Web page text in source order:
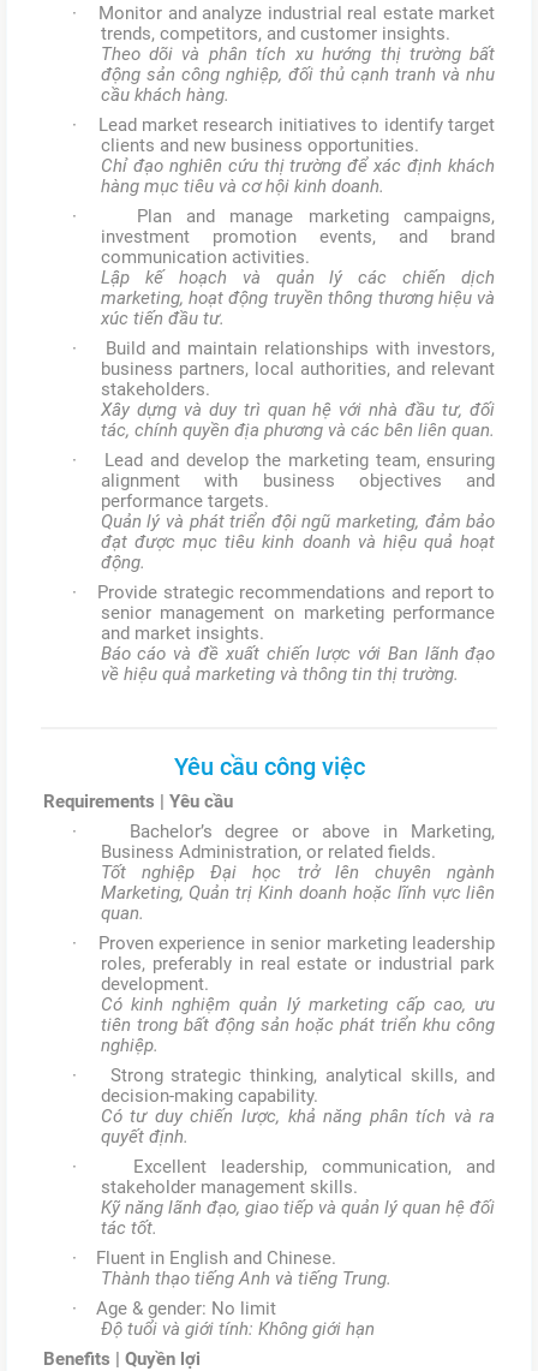
· Monitor and analyze industrial real estate market
trends, competitors, and customer insights.
Theo dõi và phân tích xu hướng thị trường bất
động sản công nghiệp, đối thủ cạnh tranh và nhu
cầu khách hàng.
· Lead market research initiatives to identify target
clients and new business opportunities.
Chỉ đạo nghiên cứu thị trường để xác định khách
hàng mục tiêu và cơ hội kinh doanh.
· Plan and manage marketing campaigns,
investment promotion events, and brand
communication activities.
Lập kế hoạch và quản lý các chiến dịch
marketing, hoạt động truyền thông thương hiệu và
xúc tiến đầu tư.
· Build and maintain relationships with investors,
business partners, local authorities, and relevant
stakeholders.
Xây dựng và duy trì quan hệ với nhà đầu tư, đối
tác, chính quyền địa phương và các bên liên quan.
· Lead and develop the marketing team, ensuring
alignment with business objectives and
performance targets.
Quản lý và phát triển đội ngũ marketing, đảm bảo
đạt được mục tiêu kinh doanh và hiệu quả hoạt
động.
· Provide strategic recommendations and report to
senior management on marketing performance
and market insights.
Báo cáo và đề xuất chiến lược với Ban lãnh đạo
về hiệu quả marketing và thông tin thị trường.
Yêu cầu công việc
Requirements | Yêu cầu
· Bachelor’s degree or above in Marketing,
Business Administration, or related fields.
Tốt nghiệp Đại học trở lên chuyên ngành
Marketing, Quản trị Kinh doanh hoặc lĩnh vực liên
quan.
· Proven experience in senior marketing leadership
roles, preferably in real estate or industrial park
development.
Có kinh nghiệm quản lý marketing cấp cao, ưu
tiên trong bất động sản hoặc phát triển khu công
nghiệp.
· Strong strategic thinking, analytical skills, and
decision-making capability.
Có tư duy chiến lược, khả năng phân tích và ra
quyết định.
· Excellent leadership, communication, and
stakeholder management skills.
Kỹ năng lãnh đạo, giao tiếp và quản lý quan hệ đối
tác tốt.
· Fluent in English and Chinese.
Thành thạo tiếng Anh và tiếng Trung.
· Age & gender: No limit
Độ tuổi và giới tính: Không giới hạn
Benefits | Quyền lợi